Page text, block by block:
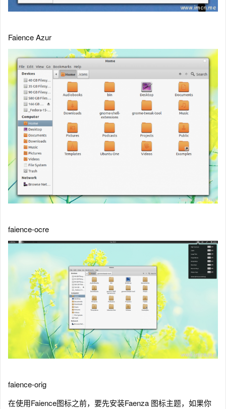
Faience Azur
faience-ocre
faience-orig
在使用Faience图标之前，要先安装Faenza 图标主题，如果你